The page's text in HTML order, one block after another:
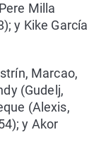
Milla
y Kike García
Marcao,
(Gudelj,
(Alexis,
y Akor